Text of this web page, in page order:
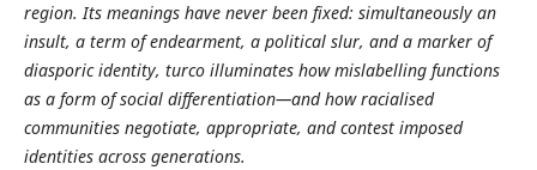
region. Its meanings have never been fixed: simultaneously an
insult, a term of endearment, a political slur, and a marker of
diasporic identity, turco illuminates how mislabelling functions
as a form of social differentiation—and how racialised
communities negotiate, appropriate, and contest imposed
identities across generations.